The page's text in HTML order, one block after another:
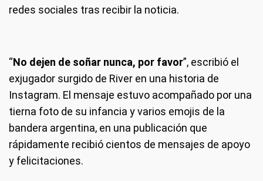
redes sociales tras recibir la noticia.
“No dejen de soñar nunca, por favor”, escribió el
exjugador surgido de River en una historia de
Instagram. El mensaje estuvo acompañado por una
tierna foto de su infancia y varios emojis de la
bandera argentina, en una publicación que
rápidamente recibió cientos de mensajes de apoyo
y felicitaciones.